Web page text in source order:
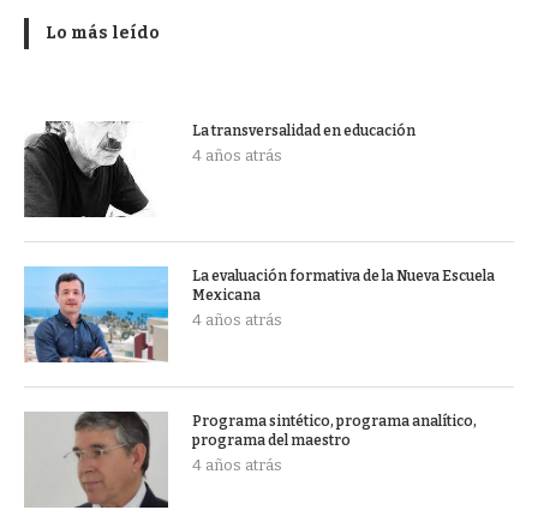
Lo más leído
La transversalidad en educación
4 años atrás
La evaluación formativa de la Nueva Escuela
Mexicana
4 años atrás
Programa sintético, programa analítico,
programa del maestro
4 años atrás